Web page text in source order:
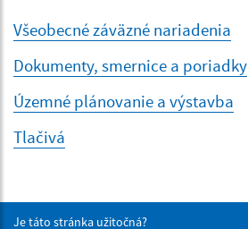
Všeobecné záväzné nariadenia
Dokumenty, smernice a poriadky
Územné plánovanie a výstavba
Tlačivá
Je táto stránka užitočná?